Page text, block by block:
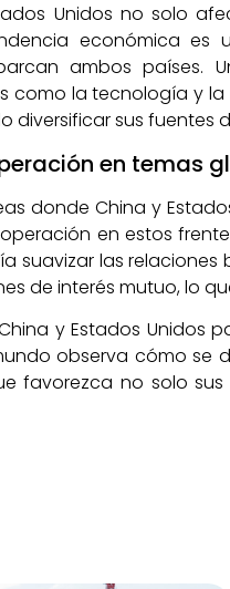
Unidos no solo
económica
ambos países.
como la tecnología y
diversificar sus fuentes
en temas
donde China y
en estos
suavizar las
de interés mutuo, lo
y Estados
observa cómo se
favorezca no solo